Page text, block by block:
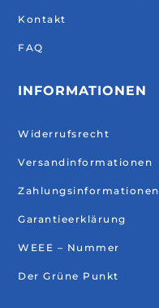
Kontakt
FAQ
INFORMATIONEN
Widerrufsrecht
Versandinformationen
Zahlungsinformationen
Garantieerklärung
WEEE – Nummer
Der Grüne Punkt